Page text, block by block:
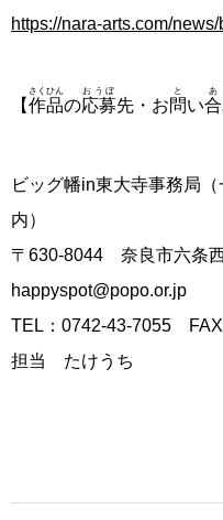
https://nara-arts.com/
【作品
さくひん
の応募
おうぼ
先・お問
と
い合
あ
ビッグ幡in東大寺事務局
内）
〒630-8044 奈良市六条
happyspot@popo.or.jp
TEL：0742-43-7055
担当 たけうち